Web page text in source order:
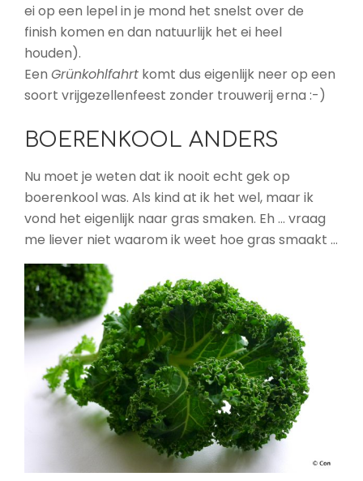
ei op een lepel in je mond het snelst over de
finish komen en dan natuurlijk het ei heel
houden).
Een Grünkohlfahrt komt dus eigenlijk neer op een
soort vrijgezellenfeest zonder trouwerij erna :-)
BOERENKOOL ANDERS
Nu moet je weten dat ik nooit echt gek op
boerenkool was. Als kind at ik het wel, maar ik
vond het eigenlijk naar gras smaken. Eh … vraag
me liever niet waarom ik weet hoe gras smaakt …